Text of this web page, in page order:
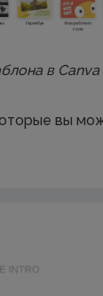
в Canva
вы